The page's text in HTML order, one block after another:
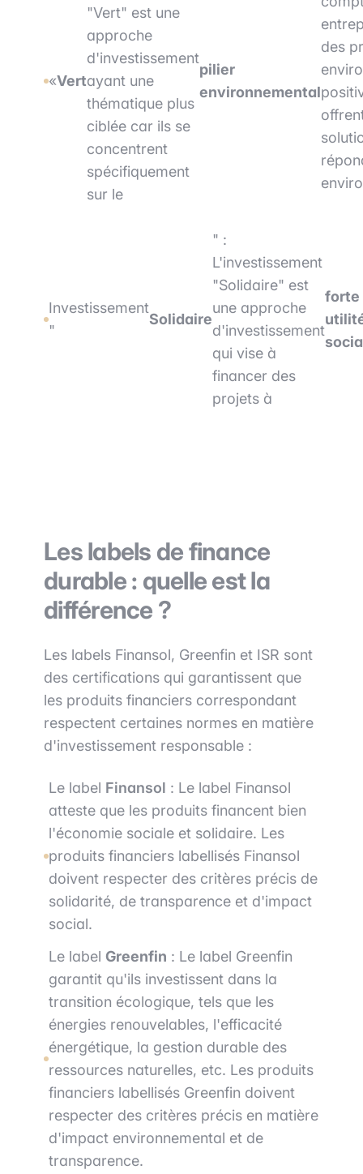
«Vert
"Vert" est une
approche
d'investissement
ayant une
thématique plus
ciblée car ils se
concentrent
spécifiquement
sur le
pilier
environnemental
des
Investissement
"
Solidaire
" :
L'investissement
"Solidaire" est
une approche
d'investissement
qui vise à
financer des
projets à
forte
Les labels de finance
durable : quelle est la
différence ?
Les labels Finansol, Greenfin et ISR sont
des certifications qui garantissent que
les produits financiers correspondant
respectent certaines normes en matière
d'investissement responsable :
Le label Finansol : Le label Finansol
atteste que les produits financent bien
l'économie sociale et solidaire. Les
produits financiers labellisés Finansol
doivent respecter des critères précis de
solidarité, de transparence et d'impact
social.
Le label Greenfin : Le label Greenfin
garantit qu'ils investissent dans la
transition écologique, tels que les
énergies renouvelables, l'efficacité
énergétique, la gestion durable des
ressources naturelles, etc. Les produits
financiers labellisés Greenfin doivent
respecter des critères précis en matière
d'impact environnemental et de
transparence.